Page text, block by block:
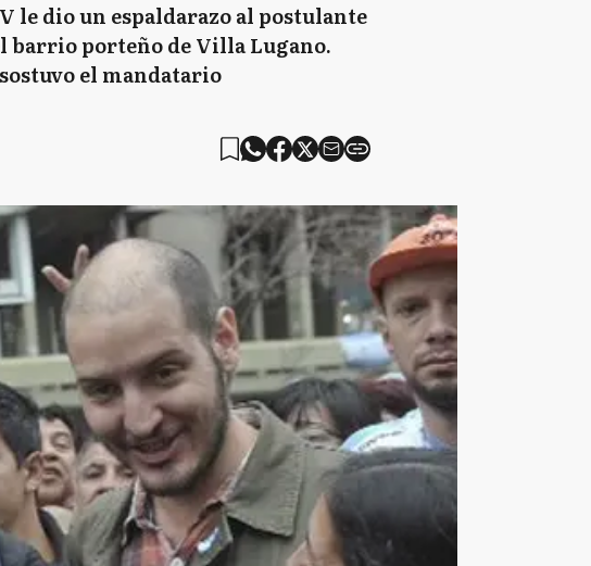
le dio un espaldarazo al postulante
barrio porteño de Villa Lugano.
el mandatario